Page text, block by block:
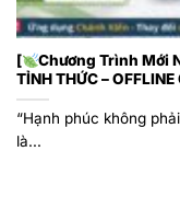
[
Chương Trình Mới
TỈNH THỨC –
“Hạnh phúc không
là...